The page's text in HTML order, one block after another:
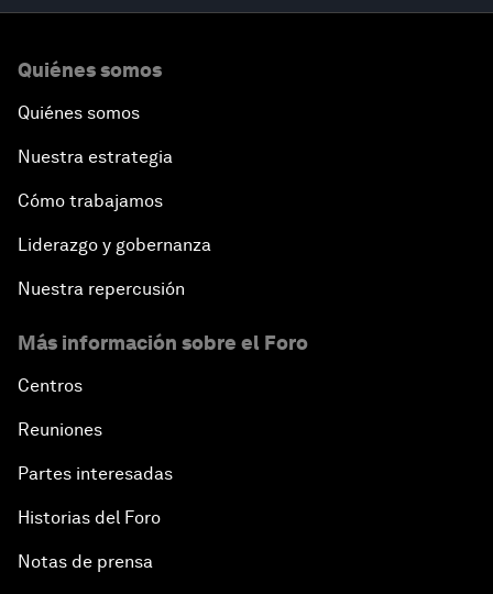
Quiénes somos
Quiénes somos
Nuestra estrategia
Cómo trabajamos
Liderazgo y gobernanza
Nuestra repercusión
Más información sobre el Foro
Centros
Reuniones
Partes interesadas
Historias del Foro
Notas de prensa